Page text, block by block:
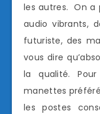
les autres. On a
audio vibrants,
futuriste, des
vous dire
la qualité.
manettes
les postes